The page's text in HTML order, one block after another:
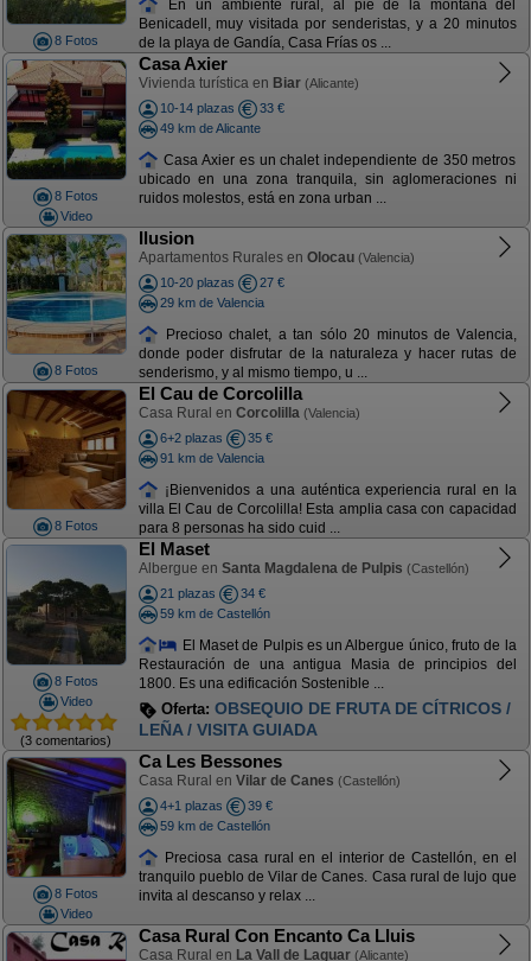
8 Fotos
En un ambiente rural, al pie de la montaña del
Benicadell, muy visitada por senderistas, y a 20 minutos
de la playa de Gandía, Casa Frías os ...
8 Fotos
Video
Casa Axier
Vivienda turística en Biar (Alicante)
10-14 plazas
33 €
49 km de Alicante
Casa Axier es un chalet independiente de 350 metros
ubicado en una zona tranquila, sin aglomeraciones ni
ruidos molestos, está en zona urban ...
8 Fotos
Ilusion
Apartamentos Rurales en Olocau (Valencia)
10-20 plazas
27 €
29 km de Valencia
Precioso chalet, a tan sólo 20 minutos de Valencia,
donde poder disfrutar de la naturaleza y hacer rutas de
senderismo, y al mismo tiempo, u ...
8 Fotos
El Cau de Corcolilla
Casa Rural en Corcolilla (Valencia)
6+2 plazas
35 €
91 km de Valencia
¡Bienvenidos a una auténtica experiencia rural en la
villa El Cau de Corcolilla! Esta amplia casa con capacidad
para 8 personas ha sido cuid ...
8 Fotos
Video
(3 comentarios)
El Maset
Albergue en Santa Magdalena de Pulpis (Castellón)
21 plazas
34 €
59 km de Castellón
El Maset de Pulpis es un Albergue único, fruto de la
Restauración de una antigua Masia de principios del
1800. Es una edificación Sostenible ...
Oferta: OBSEQUIO DE FRUTA DE CÍTRICOS /
LEÑA / VISITA GUIADA
8 Fotos
Video
Ca Les Bessones
Casa Rural en Vilar de Canes (Castellón)
4+1 plazas
39 €
59 km de Castellón
Preciosa casa rural en el interior de Castellón, en el
tranquilo pueblo de Vilar de Canes. Casa rural de lujo que
invita al descanso y relax ...
Casa Rural Con Encanto Ca Lluis
Casa Rural en La Vall de Laguar (Alicante)